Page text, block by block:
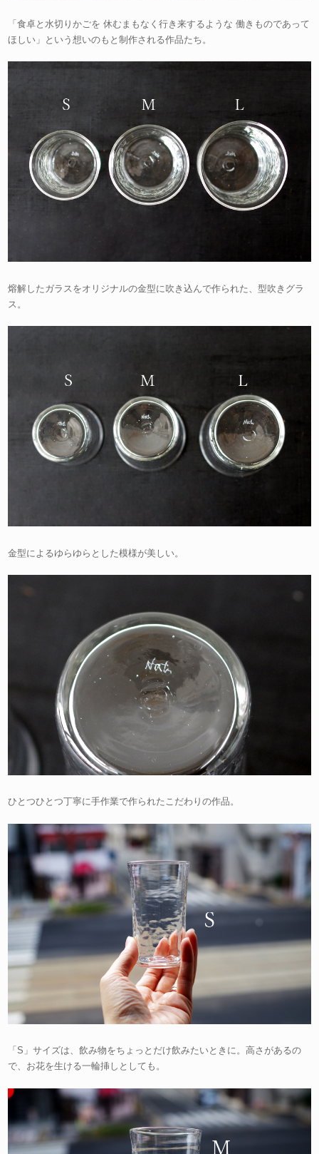
「食卓と水切りかごを 休むまもなく行き来するような 働きものであって
ほしい」という想いのもと制作される作品たち。
熔解したガラスをオリジナルの金型に吹き込んで作られた、型吹きグラ
ス。
金型によるゆらゆらとした模様が美しい。
ひとつひとつ丁寧に手作業で作られたこだわりの作品。
「S」サイズは、飲み物をちょっとだけ飲みたいときに。高さがあるの
で、お花を生ける一輪挿しとしても。